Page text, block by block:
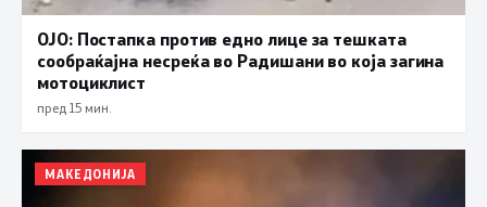
ОЈО: Постапка против едно лице за тешката
сообраќајна несреќа во Радишани во која загина
мотоциклист
пред 15 мин.
МАКЕДОНИЈА